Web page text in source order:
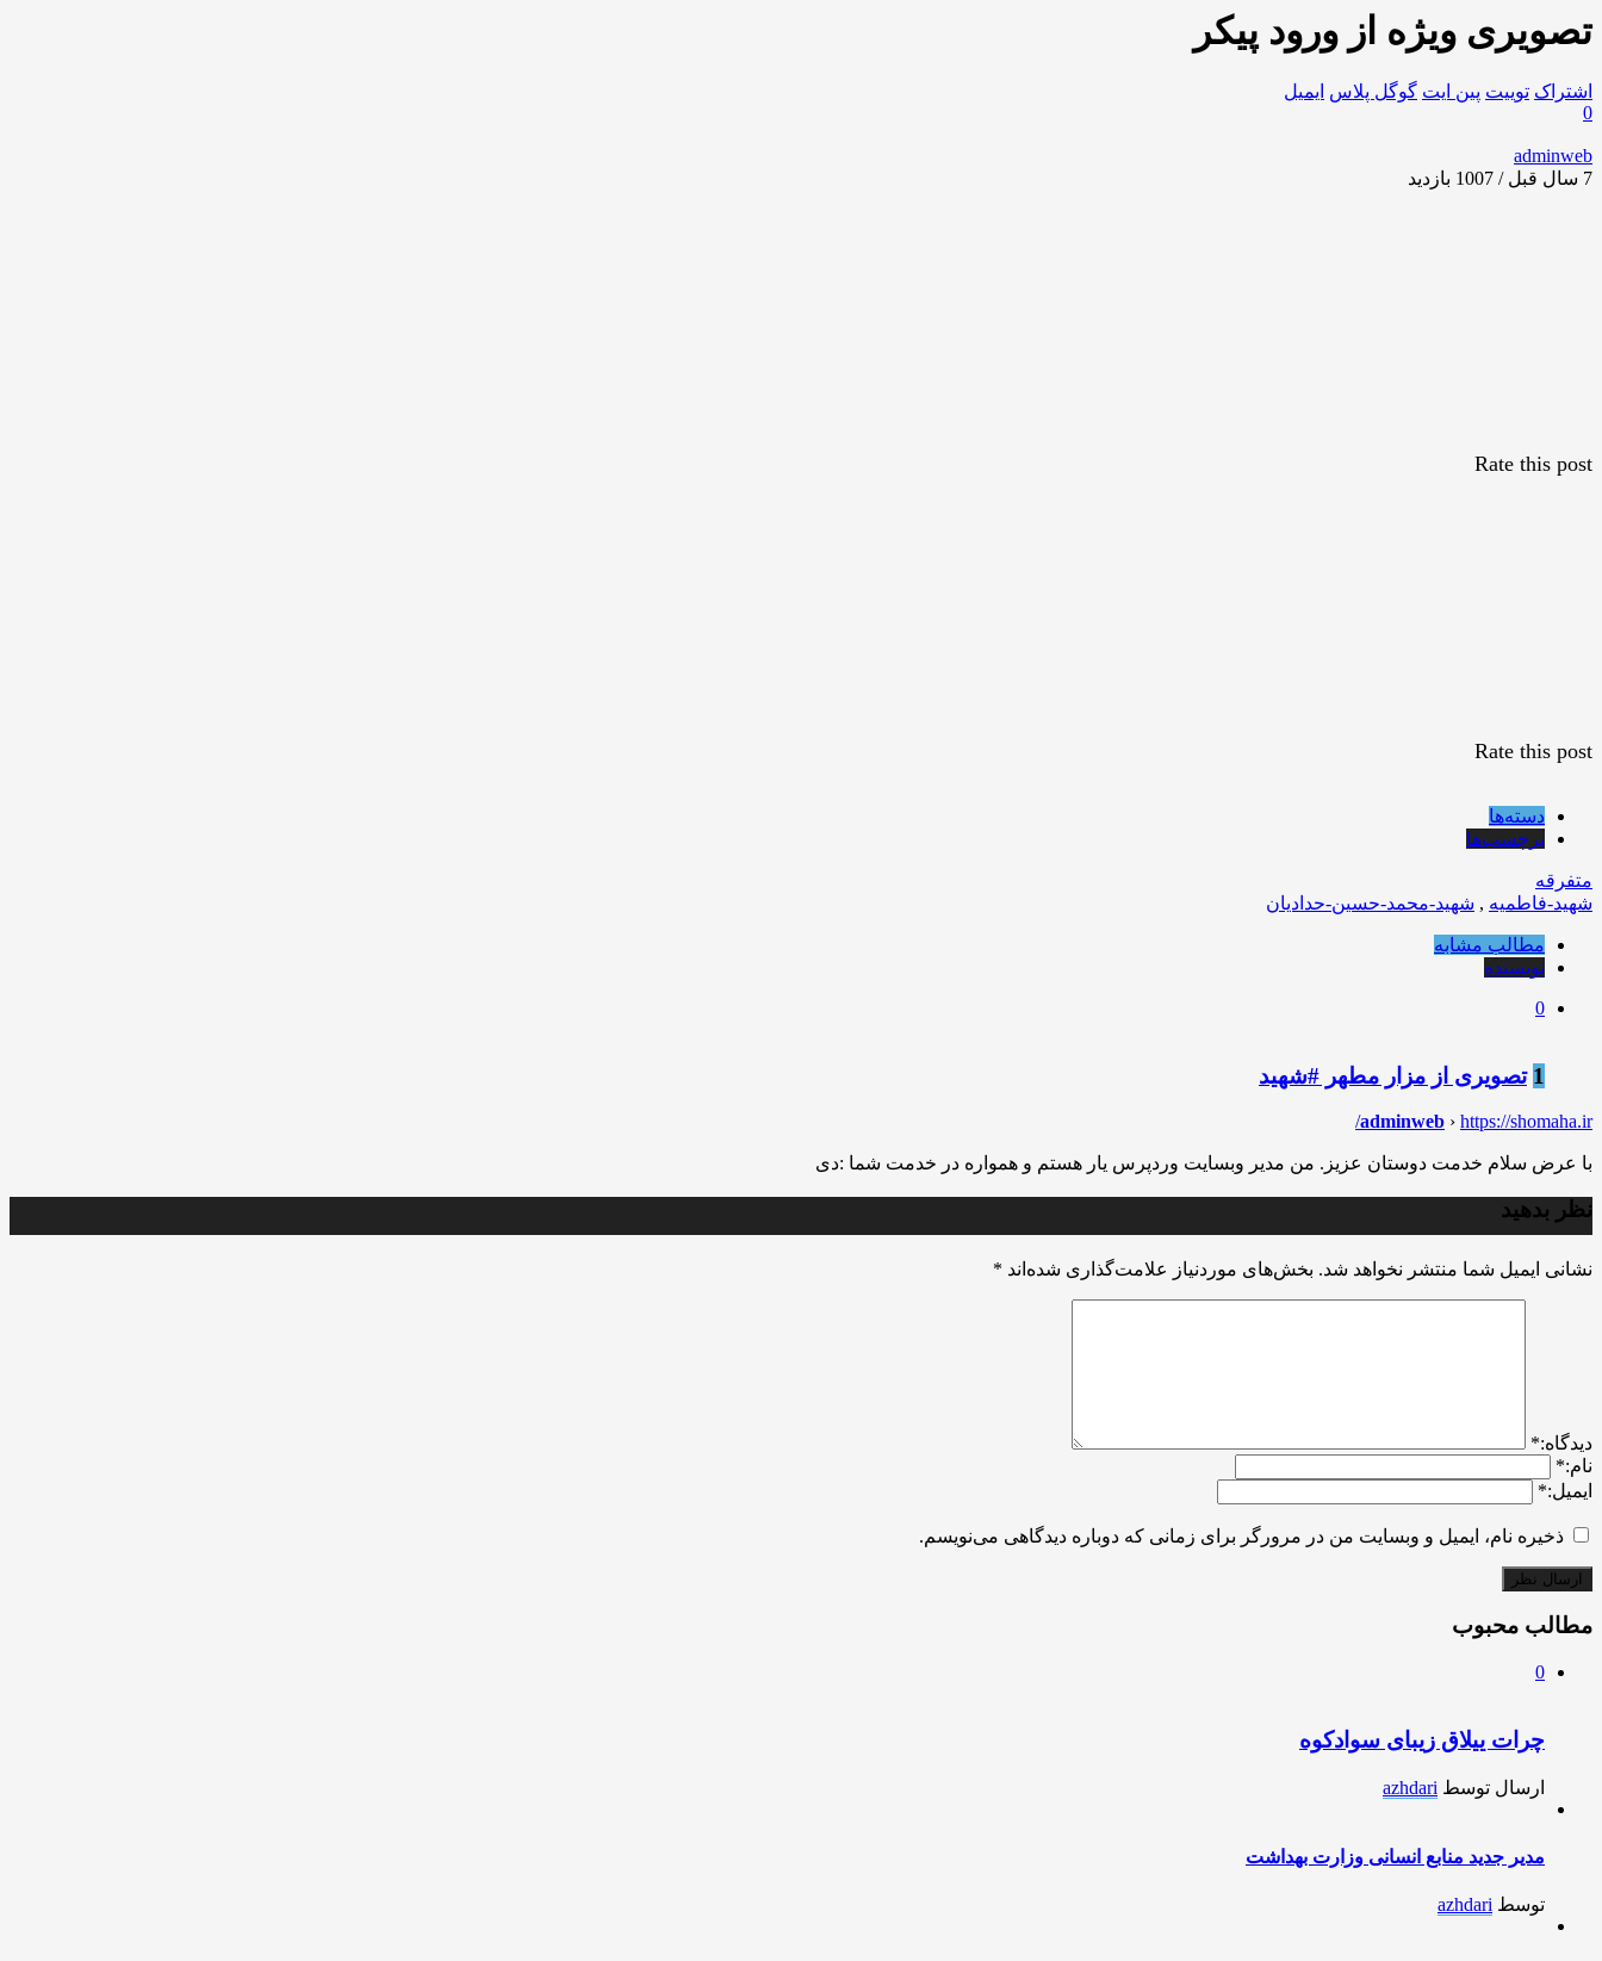
تصویری ویژه از ورود پیکر
اشتراک توییت پین ایت گوگل‌ پلاس ایمیل
0
adminweb
7 سال قبل / 1007
بازدید
Rate this post
Rate this post
دسته‌ها
برچسب‌ها
متفرقه
شهید-فاطمیه , شهید-محمد-حسین-حدادیان
مطالب مشابه
نویسنده
0
1 تصویری از مزار مطهر #شهید
adminweb › https://shomaha.ir/
با عرض سلام خدمت دوستان عزیز. من مدیر وبسایت وردپرس یار هستم و همواره در خدمت شما :دی
نظر بدهید
نشانی ایمیل شما منتشر نخواهد شد. بخش‌های موردنیاز علامت‌گذاری شده‌اند *
ديدگاه:*
نام:*
ایمیل:*
ذخیره نام، ایمیل و وبسایت من در مرورگر برای زمانی که دوباره دیدگاهی می‌نویسم.
مطالب محبوب
0
چرات ییلاق زیبای سوادکوه
ارسال توسط azhdari
مدیر جدید منابع انسانی وزارت بهداشت
توسط azhdari